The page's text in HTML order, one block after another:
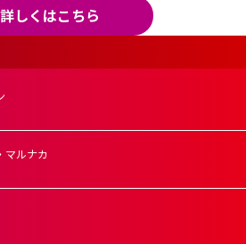
詳しくはこちら
マルナカ